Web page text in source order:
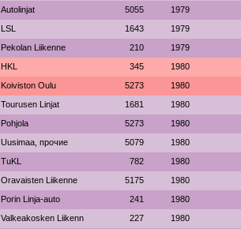
Autolinjat 5055 1979
LSL 1643 1979
Pekolan Liikenne 210 1979
HKL 345 1980
Koiviston Oulu 5273 1980
Tourusen Linjat 1681 1980
Pohjola 5273 1980
Uusimaa, прочие 5079 1980
TuKL 782 1980
Oravaisten Liikenne 5175 1980
Porin Linja-auto 241 1980
Valkeakosken Liikenn 227 1980